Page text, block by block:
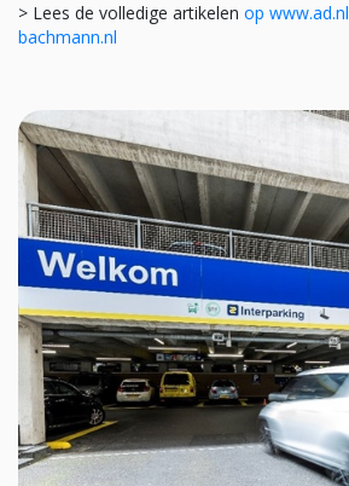
> Lees de volledige artikelen op www.ad.nl
bachmann.nl